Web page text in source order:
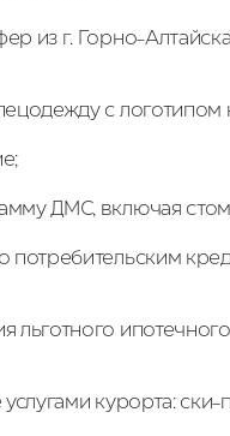
из г. Горно-
с логотипом
ДМС, включая
потребительским
льготного ипотечного
курорта: ски-